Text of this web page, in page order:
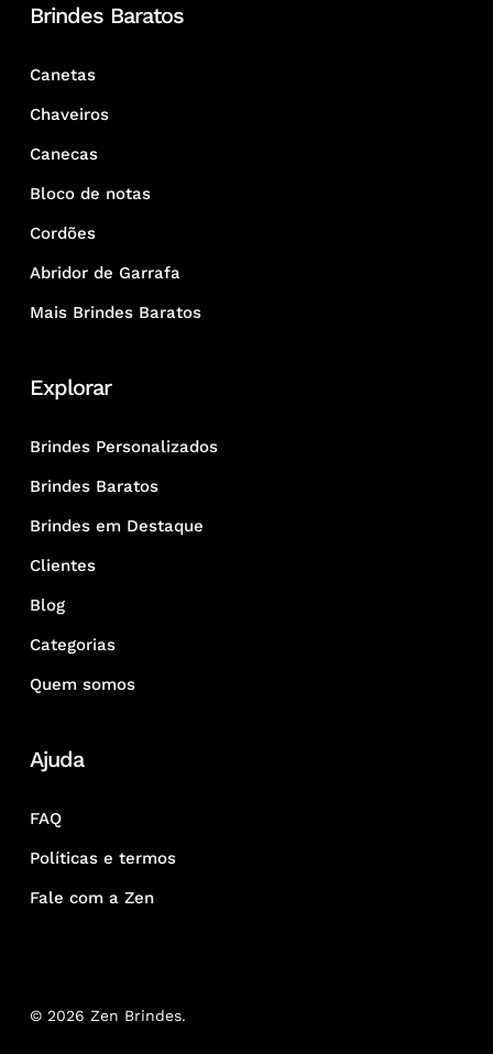
Brindes Baratos
Canetas
Chaveiros
Canecas
Bloco de notas
Cordões
Abridor de Garrafa
Mais Brindes Baratos
Explorar
Brindes Personalizados
Brindes Baratos
Brindes em Destaque
Clientes
Blog
Categorias
Quem somos
Ajuda
FAQ
Políticas e termos
Fale com a Zen
© 2026 Zen Brindes.